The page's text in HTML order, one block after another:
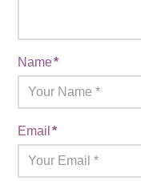
Name*
Email*